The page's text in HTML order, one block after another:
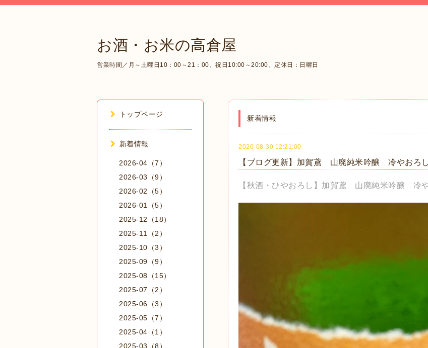
お酒・お米の高倉屋
営業時間／月～土曜日10：00～21：00、祝日10:00～20:00、定休日：日曜日
新着情報
2020-08-30 12:21:00
【ブログ更新】加賀鳶 山廃純米吟醸 冷やおろし
【秋酒・ひやおろし】加賀鳶 山廃純米吟醸 冷
トップページ
新着情報
2026-04（7）
2026-03（9）
2026-02（5）
2026-01（5）
2025-12（18）
2025-11（2）
2025-10（3）
2025-09（9）
2025-08（15）
2025-07（2）
2025-06（3）
2025-05（7）
2025-04（1）
2025-03（8）